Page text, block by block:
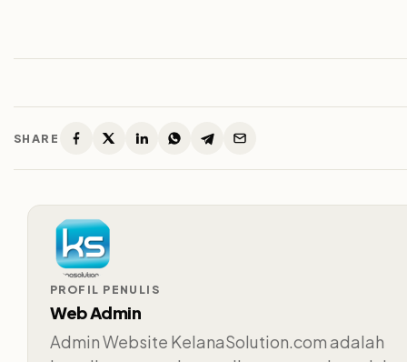
SHARE
PROFIL PENULIS
Web Admin
Admin Website KelanaSolution.com adalah